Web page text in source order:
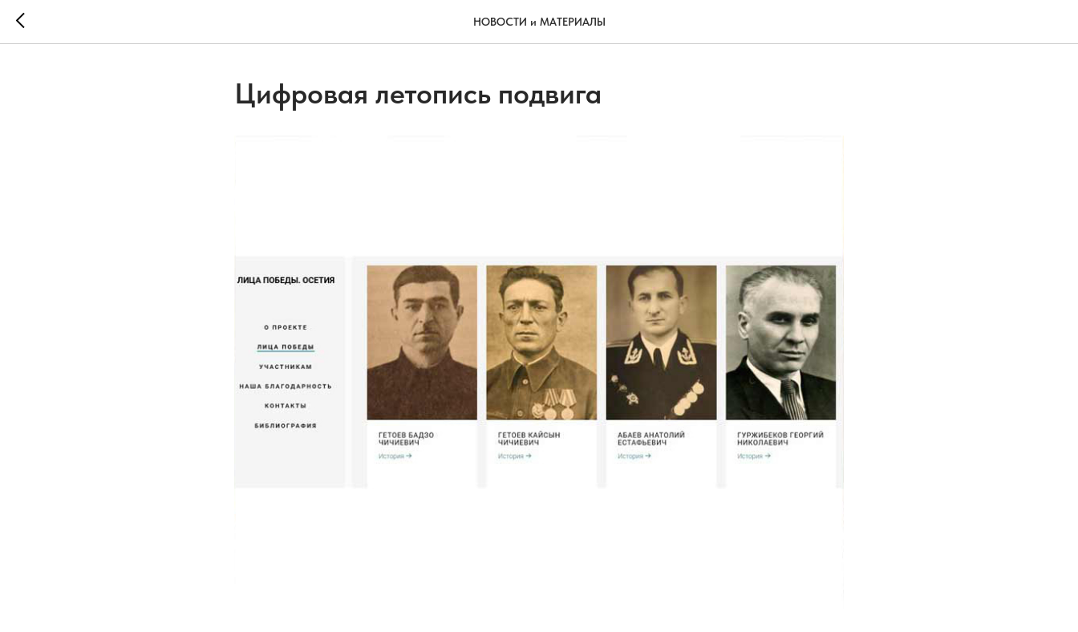
НОВОСТИ и МАТЕРИАЛЫ
Цифровая летопись подвига